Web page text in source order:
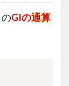
GIの通算